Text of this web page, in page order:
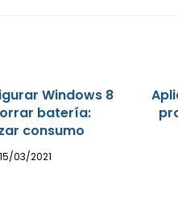
Windows 8
batería:
consumo
15/03/2021